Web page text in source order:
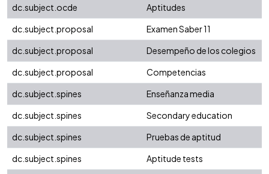
dc.subject.ocde
Aptitudes
dc.subject.proposal
Examen Saber 11
dc.subject.proposal
Desempeño de los colegios
dc.subject.proposal
Competencias
dc.subject.spines
Enseñanza media
dc.subject.spines
Secondary education
dc.subject.spines
Pruebas de aptitud
dc.subject.spines
Aptitude tests